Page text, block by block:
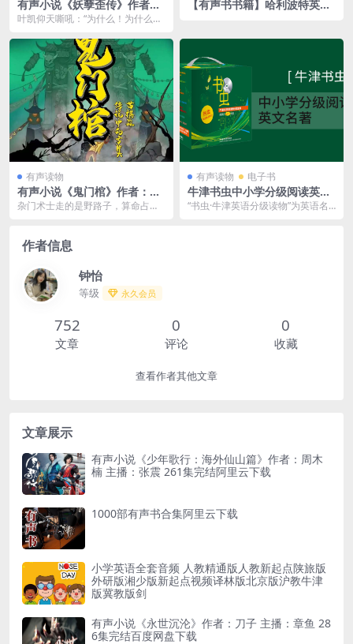
有声小说《妖孽歪传》作者：
单身狸子 主播：牛大宝 443集
叶凯仰天嘶吼：“为什么！为什么要
同事是妖孽也就罢了...
【有声书书籍】哈利波特英文
有声读物
有声小说《鬼门棺》作者：苗
棋淼 主播：传说中的方片K&
杂门术士走的是野路子，算命占
有声读物 电子书
牛津书虫中小学分级阅读英文
名著（PDF电子书MP3音频）
“书虫·牛津英语分级读物”为英语名
作者信息
钟怡
等级 永久会员
752
文章
0
评论
0
收藏
查看作者其他文章
文章展示
有声小说《少年歌行：海外仙山篇》作者：周木
楠 主播：张震 261集完结阿里云下载
1000部有声书合集阿里云下载
小学英语全套音频 人教精通版人教新起点陕旅版
外研版湘少版新起点视频译林版北京版沪教牛津
版冀教版剑
有声小说《永世沉沦》作者：刀子 主播：章鱼 28
6集完结百度网盘下载